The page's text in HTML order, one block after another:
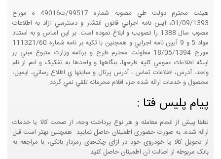
هيئت محترم دولت طي مصوبه شماره 99517/ت49016 ه مورخ
01/09/1393، آيين نامه اجرايي قانون انتشار و دسترسي آزاد به اطلاعات
مصوب سال 1388 را تصويب و ابلاغ نموده است. بر اين اساس و به استناد
مواد 5 و 9 آيين نامه اجرايي و همچنين با تکيه بر نامه شماره 111321/60
مورخ 18/05/1394 معاونت محترم طرح و برنامه وزارت متبوع مبني بر
اينکه اطلاعات عمومي کليه طرحها، بنگاهها و واحدها به تفکيک و اعم از نام
واحد، آدرس، اطلاعات تماس ، آدرس پرتال و سايتها ي اطلاع رساني، ايميل،
محصول و خدمات ارائه شده جزء اقلام محرمانه تلقي نمي گردد.
پیام پلیس فتا :
لطفا پیش از انجام معامله و هر نوع پرداخت وجه، از صحت کالا یا خدمات
ارائه شده، به صورت حضوری اطمینان حاصل نمایید. همچنین بهتر است قبل
از تحویل کالا یا خودروی خود در ازای چک‌های رمزدار بانکی، با مراجعه به
بانک مربوطه از اصالت آن اطمینان حاصل کنید.